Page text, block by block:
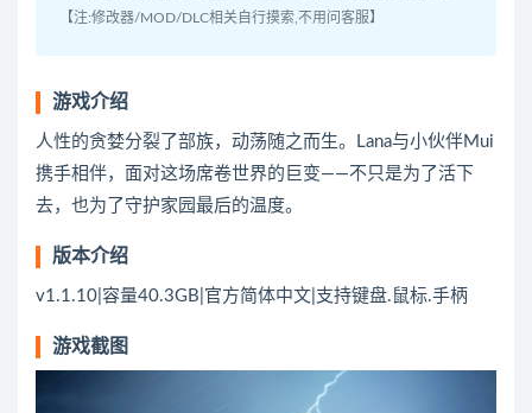
【注:修改器/MOD/DLC相关自行摸索,不用问客服】
游戏介绍
人性的贪婪分裂了部族，动荡随之而生。Lana与小伙伴Mui
携手相伴，面对这场席卷世界的巨变——不只是为了活下
去，也为了守护家园最后的温度。
版本介绍
v1.1.10|容量40.3GB|官方简体中文|支持键盘.鼠标.手柄
游戏截图